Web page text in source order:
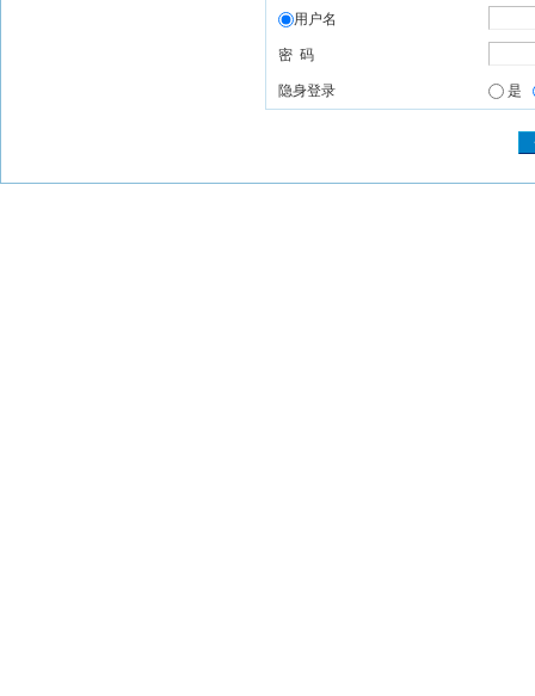
用户名
密 码
隐身登录 是